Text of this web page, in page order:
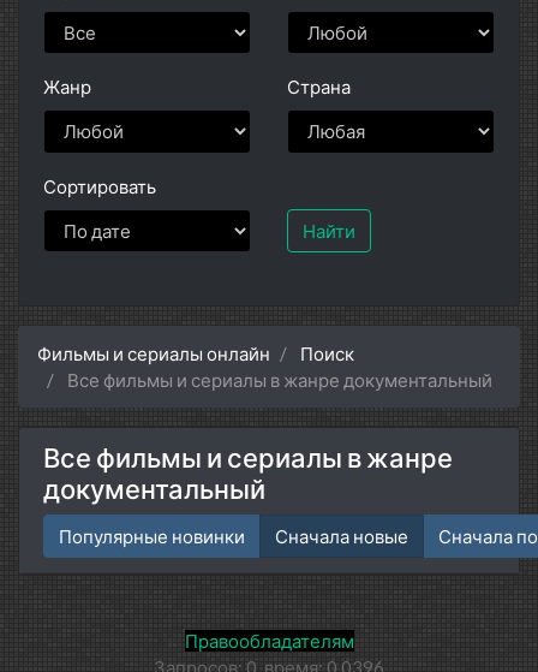
Жанр Страна
Сортировать
Найти
Фильмы и сериалы онлайн
Поиск
Все фильмы и сериалы в жанре документальный
Все фильмы и сериалы в жанре
документальный
Популярные новинки Сначала новые Сначала
Правообладателям
Запросов: 0, время: 0.0396